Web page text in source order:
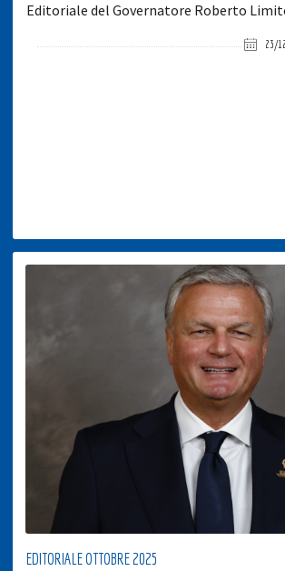
Editoriale del Governatore Roberto
23/
EDITORIALE OTTOBRE 2025